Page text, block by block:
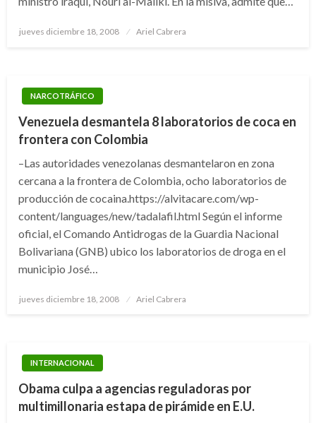
Publicado
jueves diciembre 18, 2008 Ariel Cabrera
NARCOTRÁFICO
Venezuela desmantela 8 laboratorios de coca en
frontera con Colombia
–Las autoridades venezolanas desmantelaron en zona
cercana a la frontera de Colombia, ocho laboratorios de
producción de cocaina.https://alvitacare.com/wp-
content/languages/new/tadalafil.html Según el informe
oficial, el Comando Antidrogas de la Guardia Nacional
Bolivariana (GNB) ubico los laboratorios de droga en el
municipio José…
Publicado
jueves diciembre 18, 2008 Ariel Cabrera
INTERNACIONAL
Obama culpa a agencias reguladoras por
multimillonaria estapa de pirámide en E.U.